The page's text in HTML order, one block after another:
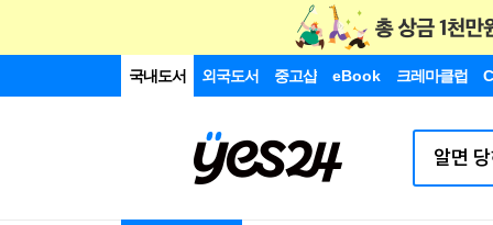
국내도서 외국도서 중고샵 eBook 크레마클럽